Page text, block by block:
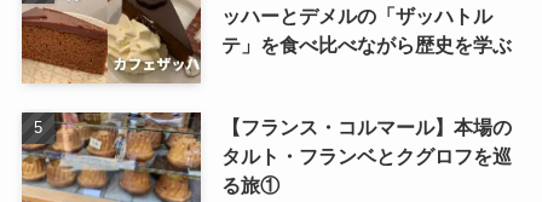
ッハーとデメルの「ザッハトル
テ」を食べ比べながら歴史を学ぶ
【フランス・コルマール】本場の
タルト・フランベとクグロフを巡
る旅①